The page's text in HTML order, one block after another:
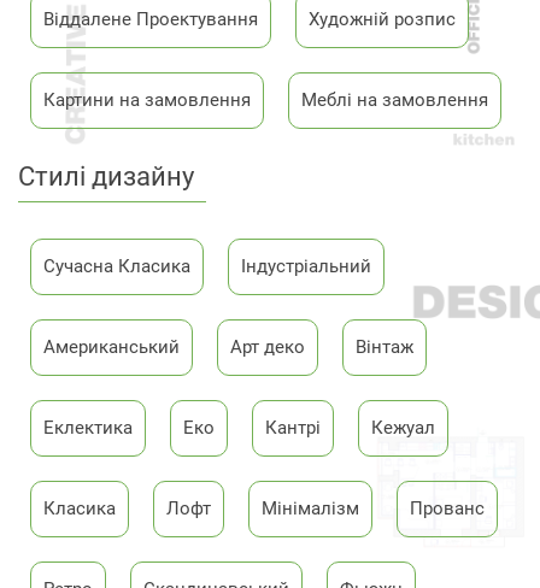
вигляд, відображають риси власника. Для
акцентування уваги на характері власника
використовуємо: відтінки, декоративні елементи,
світло.
Віддалене Проектування Художній розпис
Картини на замовлення Меблі на замовлення
Cтилі дизайну
Cучасна Класика Індустріальний
Американський Арт деко Вінтаж
Еклектика Еко Кантрі Кежуал
Класика Лофт Мінімалізм Прованс